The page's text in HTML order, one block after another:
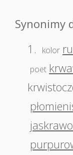
Synonimy
1.
kolor
poet